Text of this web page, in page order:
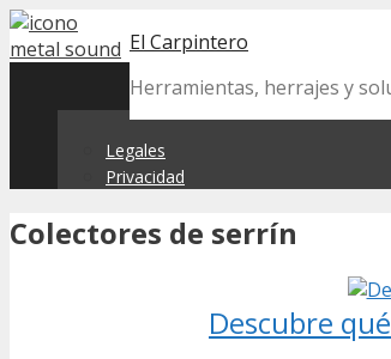
Skip
to
El Carpintero
Herramientas, herrajes y
Legales
Privacidad
Colectores de serrín
Descubre